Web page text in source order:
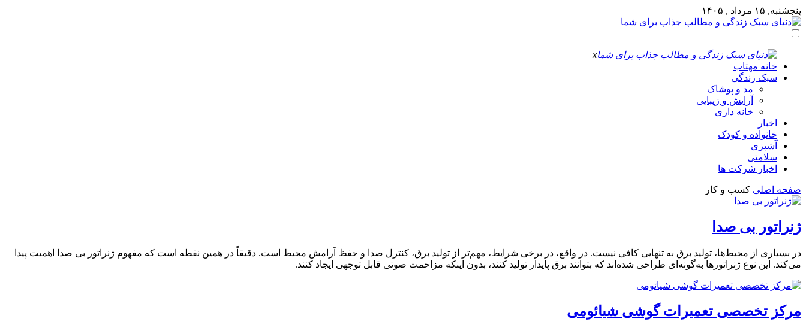
پنجشنبه, ۱۵ مرداد , ۱۴۰۵
x
خانه مهتاب
سبک زندگی
مد و پوشاک
آرایش و زیبایی
خانه داری
اخبار
خانواده و کودک
آشپزی
سلامتی
اخبار شرکت ها
صفحه اصلی کسب و کار
ژنراتور بی صدا
در بسیاری از محیط‌ها، تولید برق به تنهایی کافی نیست. در واقع، در برخی شرایط، مهم‌تر از تولید برق، کنترل صدا و حفظ آرامش محیط است. دقیقاً در همین نقطه است که مفهوم ژنراتور بی صدا اهمیت پیدا
می‌کند. این نوع ژنراتورها به‌گونه‌ای طراحی شده‌اند که بتوانند برق پایدار تولید کنند، بدون اینکه مزاحمت صوتی قابل توجهی ایجاد کنند.
مرکز تخصصی تعمیرات گوشی شیائومی